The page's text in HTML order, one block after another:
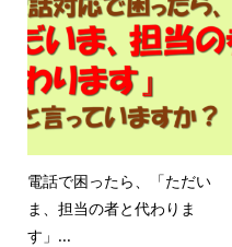
電話で困ったら、「ただい
ま、担当の者と代わりま
す」...